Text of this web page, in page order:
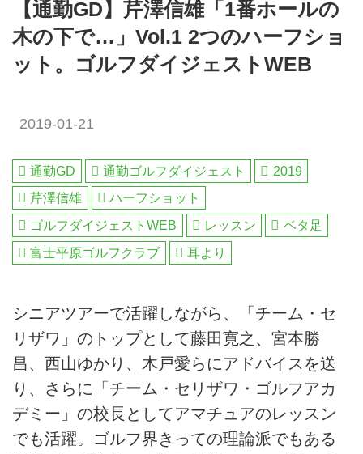
【通勤GD】芹澤信雄「1番ホールの
木の下で…」Vol.1 2つのハーフショ
ット。ゴルフダイジェストWEB
2019-01-21
通勤GD 通勤ゴルフダイジェスト
2019
芹澤信雄
ハーフショット
ゴルフダイジェストWEB
レッスン
ベタ足
富士平原ゴルフクラブ
耳より
シニアツアーで活躍しながら、「チーム・セ
リザワ」のトップとして藤田寛之、宮本勝
昌、西山ゆかり、木戸愛らにアドバイスを送
り、さらに「チーム・セリザワ・ゴルフアカ
デミー」の校長としてアマチュアのレッスン
でも活躍。ゴルフ界きっての理論派でもある